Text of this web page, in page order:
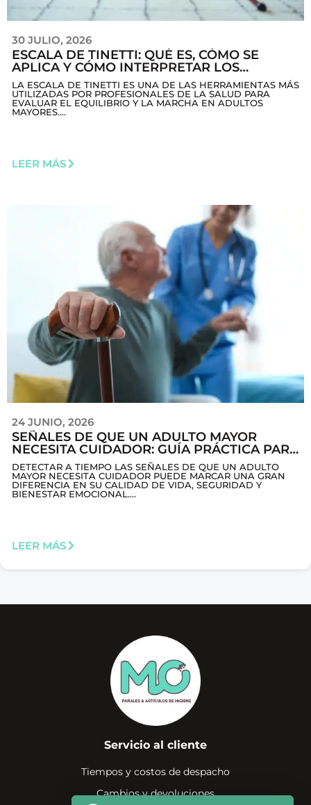
30 JULIO, 2026
ESCALA DE TINETTI: QUÉ ES, CÓMO SE
APLICA Y CÓMO INTERPRETAR LOS
RESULTADOS
LA ESCALA DE TINETTI ES UNA DE LAS HERRAMIENTAS MÁS
UTILIZADAS POR PROFESIONALES DE LA SALUD PARA
EVALUAR EL EQUILIBRIO Y LA MARCHA EN ADULTOS
MAYORES....
LEER MÁS
24 JUNIO, 2026
SEÑALES DE QUE UN ADULTO MAYOR
NECESITA CUIDADOR: GUÍA PRÁCTICA PARA
FAMILIAS
DETECTAR A TIEMPO LAS SEÑALES DE QUE UN ADULTO
MAYOR NECESITA CUIDADOR PUEDE MARCAR UNA GRAN
DIFERENCIA EN SU CALIDAD DE VIDA, SEGURIDAD Y
BIENESTAR EMOCIONAL....
LEER MÁS
Servicio al cliente
Tiempos y costos de despacho
Cambios y devoluciones